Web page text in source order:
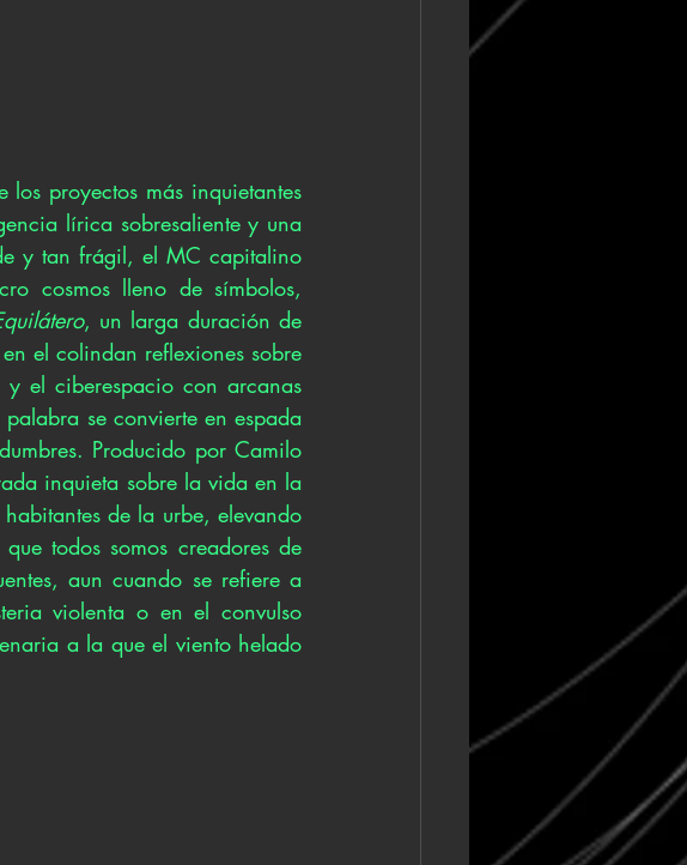
proyectos más inquietantes
lírica sobresaliente y una
y tan frágil, el MC capitalino
cosmos lleno de símbolos,
, un larga duración de
el colindan reflexiones sobre
el ciberespacio con arcanas
se convierte en espada
Producido por Camilo
inquieta sobre la vida en la
de la urbe, elevando
todos somos creadores de
aun cuando se refiere a
violenta o en el convulso
a la que el viento helado